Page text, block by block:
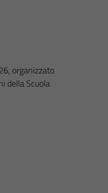
organizzato
della Scuola